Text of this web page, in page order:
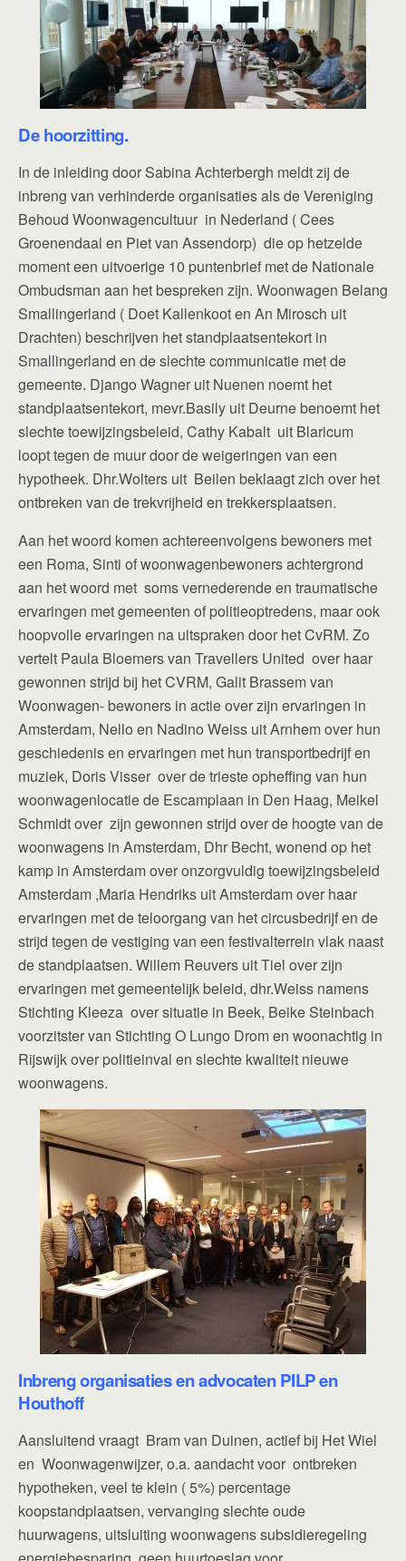
De hoorzitting.
In de inleiding door Sabina Achterbergh meldt zij de
inbreng van verhinderde organisaties als de Vereniging
Behoud Woonwagencultuur in Nederland ( Cees
Groenendaal en Piet van Assendorp) die op hetzelde
moment een uitvoerige 10 puntenbrief met de Nationale
Ombudsman aan het bespreken zijn. Woonwagen Belang
Smallingerland ( Doet Kallenkoot en An Mirosch uit
Drachten) beschrijven het standplaatsentekort in
Smallingerland en de slechte communicatie met de
gemeente. Django Wagner uit Nuenen noemt het
standplaatsentekort, mevr.Basily uit Deurne benoemt het
slechte toewijzingsbeleid, Cathy Kabalt uit Blaricum
loopt tegen de muur door de weigeringen van een
hypotheek. Dhr.Wolters uit Beilen beklaagt zich over het
ontbreken van de trekvrijheid en trekkersplaatsen.
Aan het woord komen achtereenvolgens bewoners met
een Roma, Sinti of woonwagenbewoners achtergrond
aan het woord met soms vernederende en traumatische
ervaringen met gemeenten of politieoptredens, maar ook
hoopvolle ervaringen na uitspraken door het CvRM. Zo
vertelt Paula Bloemers van Travellers United over haar
gewonnen strijd bij het CVRM, Galit Brassem van
Woonwagen- bewoners in actie over zijn ervaringen in
Amsterdam, Nello en Nadino Weiss uit Arnhem over hun
geschiedenis en ervaringen met hun transportbedrijf en
muziek, Doris Visser over de trieste opheffing van hun
woonwagenlocatie de Escamplaan in Den Haag, Meikel
Schmidt over zijn gewonnen strijd over de hoogte van de
woonwagens in Amsterdam, Dhr Becht, wonend op het
kamp in Amsterdam over onzorgvuldig toewijzingsbeleid
Amsterdam ,Maria Hendriks uit Amsterdam over haar
ervaringen met de teloorgang van het circusbedrijf en de
strijd tegen de vestiging van een festivalterrein vlak naast
de standplaatsen. Willem Reuvers uit Tiel over zijn
ervaringen met gemeentelijk beleid, dhr.Weiss namens
Stichting Kleeza over situatie in Beek, Beike Steinbach
voorzitster van Stichting O Lungo Drom en woonachtig in
Rijswijk over politieinval en slechte kwaliteit nieuwe
woonwagens.
Inbreng organisaties en advocaten PILP en
Houthoff
Aansluitend vraagt Bram van Duinen, actief bij Het Wiel
en Woonwagenwijzer, o.a. aandacht voor ontbreken
hypotheken, veel te klein ( 5%) percentage
koopstandplaatsen, vervanging slechte oude
huurwagens, uitsluiting woonwagens subsidieregeling